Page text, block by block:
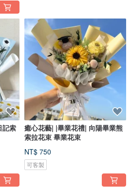
記索
癒心花藝| |畢業花禮| 向陽畢業熊
索拉花束 畢業花束
NT$ 750
可客製